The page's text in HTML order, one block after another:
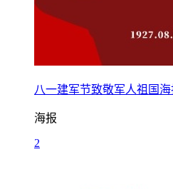
八一建军节致敬军人祖国海
海报
2